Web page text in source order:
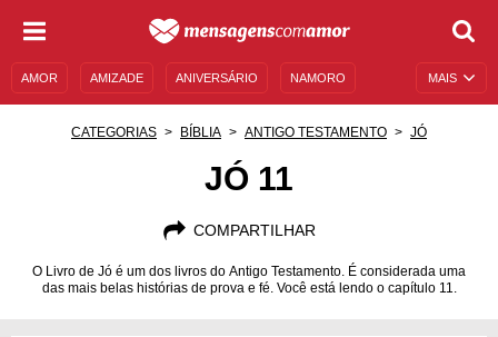
MAIS
AMOR AMIZADE ANIVERSÁRIO NAMORO
AUTOAJUDA
CATEGORIAS BÍBLIA ANTIGO TESTAMENTO JÓ
JÓ 11
COMPARTILHAR
O Livro de Jó é um dos livros do Antigo Testamento. É considerada uma
das mais belas histórias de prova e fé. Você está lendo o capítulo 11.